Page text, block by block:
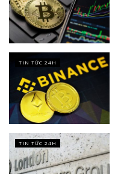
TIN TỨC 24H
TIN TỨC 24H